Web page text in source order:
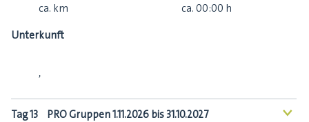
ca. km ca. 00:00 h
Unterkunft
,
Tag 13 PRO Gruppen 1.11.2026 bis 31.10.2027 <